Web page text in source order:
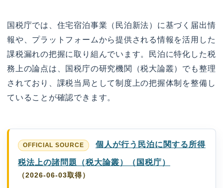
国税庁では、住宅宿泊事業（民泊新法）に基づく届出情
報や、プラットフォームから提供される情報を活用した
課税漏れの把握に取り組んでいます。民泊に特化した税
務上の論点は、国税庁の研究機関（税大論叢）でも整理
されており、課税当局として制度上の把握体制を整備し
ていることが確認できます。
個人が行う民泊に関する所得
税法上の諸問題（税大論叢）（国税庁）
（2026-06-03取得）